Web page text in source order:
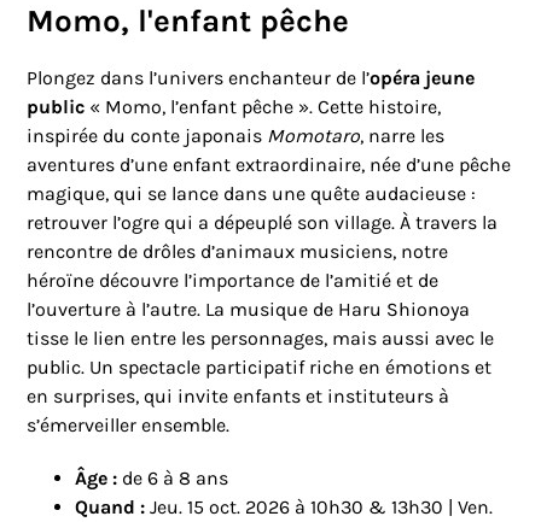
Momo, l'enfant pêche
Plongez dans l’univers enchanteur de l’opéra jeune
public « Momo, l’enfant pêche ». Cette histoire,
inspirée du conte japonais Momotaro, narre les
aventures d’une enfant extraordinaire, née d’une pêche
magique, qui se lance dans une quête audacieuse :
retrouver l’ogre qui a dépeuplé son village. À travers la
rencontre de drôles d’animaux musiciens, notre
héroïne découvre l’importance de l’amitié et de
l’ouverture à l’autre. La musique de Haru Shionoya
tisse le lien entre les personnages, mais aussi avec le
public. Un spectacle participatif riche en émotions et
en surprises, qui invite enfants et instituteurs à
s’émerveiller ensemble.
Âge : de 6 à 8 ans
Quand :Jeu. 15 oct. 2026 à 10h30 & 13h30 | Ven.